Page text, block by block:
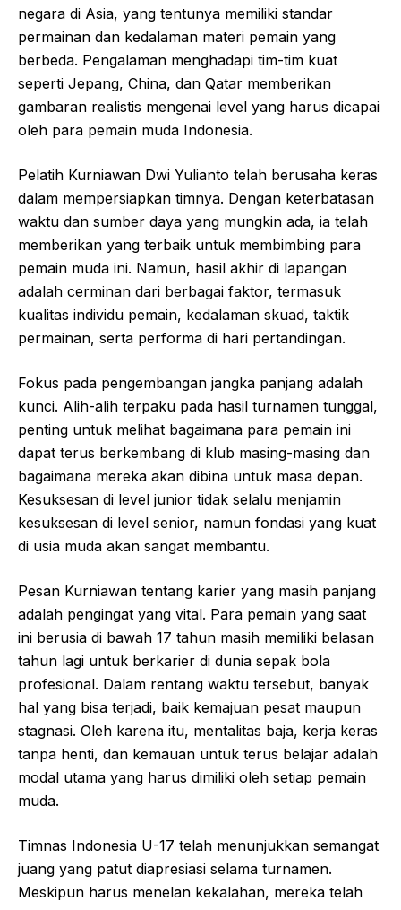
negara di Asia, yang tentunya memiliki standar
permainan dan kedalaman materi pemain yang
berbeda. Pengalaman menghadapi tim-tim kuat
seperti Jepang, China, dan Qatar memberikan
gambaran realistis mengenai level yang harus dicapai
oleh para pemain muda Indonesia.
Pelatih Kurniawan Dwi Yulianto telah berusaha keras
dalam mempersiapkan timnya. Dengan keterbatasan
waktu dan sumber daya yang mungkin ada, ia telah
memberikan yang terbaik untuk membimbing para
pemain muda ini. Namun, hasil akhir di lapangan
adalah cerminan dari berbagai faktor, termasuk
kualitas individu pemain, kedalaman skuad, taktik
permainan, serta performa di hari pertandingan.
Fokus pada pengembangan jangka panjang adalah
kunci. Alih-alih terpaku pada hasil turnamen tunggal,
penting untuk melihat bagaimana para pemain ini
dapat terus berkembang di klub masing-masing dan
bagaimana mereka akan dibina untuk masa depan.
Kesuksesan di level junior tidak selalu menjamin
kesuksesan di level senior, namun fondasi yang kuat
di usia muda akan sangat membantu.
Pesan Kurniawan tentang karier yang masih panjang
adalah pengingat yang vital. Para pemain yang saat
ini berusia di bawah 17 tahun masih memiliki belasan
tahun lagi untuk berkarier di dunia sepak bola
profesional. Dalam rentang waktu tersebut, banyak
hal yang bisa terjadi, baik kemajuan pesat maupun
stagnasi. Oleh karena itu, mentalitas baja, kerja keras
tanpa henti, dan kemauan untuk terus belajar adalah
modal utama yang harus dimiliki oleh setiap pemain
muda.
Timnas Indonesia U-17 telah menunjukkan semangat
juang yang patut diapresiasi selama turnamen.
Meskipun harus menelan kekalahan, mereka telah